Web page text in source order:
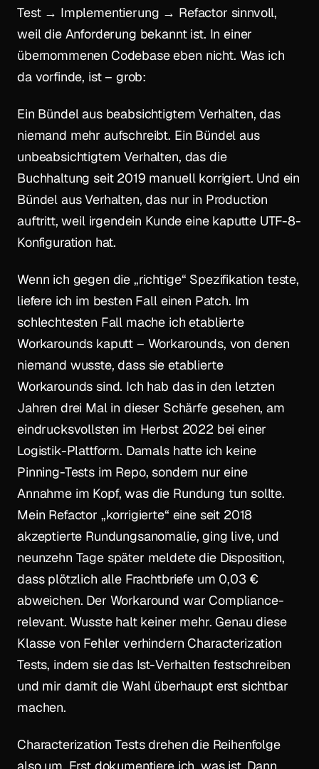
Test → Implementierung → Refactor sinnvoll,
weil die Anforderung bekannt ist. In einer
übernommenen Codebase eben nicht. Was ich
da vorfinde, ist – grob:
Ein Bündel aus beabsichtigtem Verhalten, das
niemand mehr aufschreibt. Ein Bündel aus
unbeabsichtigtem Verhalten, das die
Buchhaltung seit 2019 manuell korrigiert. Und ein
Bündel aus Verhalten, das nur in Production
auftritt, weil irgendein Kunde eine kaputte UTF-8-
Konfiguration hat.
Wenn ich gegen die „richtige“ Spezifikation teste,
liefere ich im besten Fall einen Patch. Im
schlechtesten Fall mache ich etablierte
Workarounds kaputt – Workarounds, von denen
niemand wusste, dass sie etablierte
Workarounds sind. Ich hab das in den letzten
Jahren drei Mal in dieser Schärfe gesehen, am
eindrucksvollsten im Herbst 2022 bei einer
Logistik-Plattform. Damals hatte ich keine
Pinning-Tests im Repo, sondern nur eine
Annahme im Kopf, was die Rundung tun sollte.
Mein Refactor „korrigierte“ eine seit 2018
akzeptierte Rundungsanomalie, ging live, und
neunzehn Tage später meldete die Disposition,
dass plötzlich alle Frachtbriefe um 0,03 €
abweichen. Der Workaround war Compliance-
relevant. Wusste halt keiner mehr. Genau diese
Klasse von Fehler verhindern Characterization
Tests, indem sie das Ist-Verhalten festschreiben
und mir damit die Wahl überhaupt erst sichtbar
machen.
Characterization Tests drehen die Reihenfolge